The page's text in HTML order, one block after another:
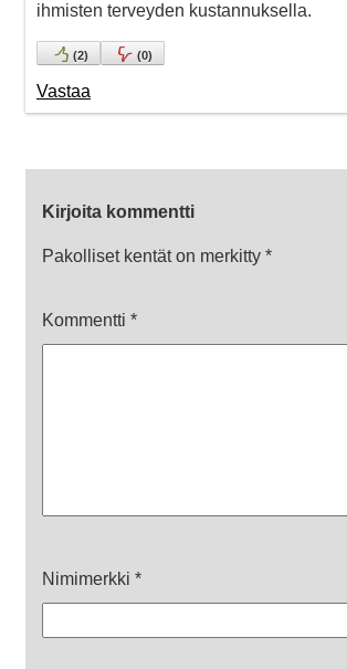
ihmisten terveyden kustannuksella.
(2) (0)
Vastaa
Kirjoita kommentti
Pakolliset kentät on merkitty *
Kommentti *
Nimimerkki *